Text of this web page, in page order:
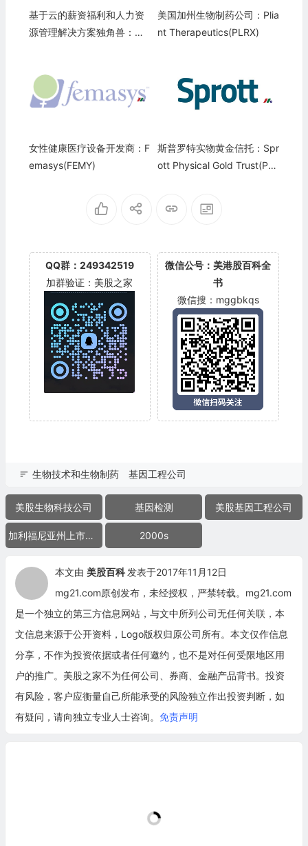
基于云的薪资福利和人力资
源管理解决方案独角兽：古
美国加州生物制药公司：Plia
nt Therapeutics(PLRX)
女性健康医疗设备开发商：F
emasys(FEMY)
斯普罗特实物黄金信托：Spr
ott Physical Gold Trust(PH
QQ群：249342519
加群验证：美股之家
微信公号：美港股百科全
书
微信搜：mggbkqs
生物技术和生物制药 基因工程公司
美股生物科技公司 基因检测 美股基因工程公司
加利福尼亚州上市公司 2000s
本文由 美股百科 发表于2017年11月12日
mg21.com原创发布，未经授权，严禁转载。mg21.com
是一个独立的第三方信息网站，与文中所列公司无任何关联，本
文信息来源于公开资料，Logo版权归原公司所有。本文仅作信息
分享，不作为投资依据或者任何邀约，也不是对任何受限地区用
户的推广。美股之家不为任何公司、券商、金融产品背书。投资
有风险，客户应衡量自己所能承受的风险独立作出投资判断，如
有疑问，请向独立专业人士咨询。 免责声明